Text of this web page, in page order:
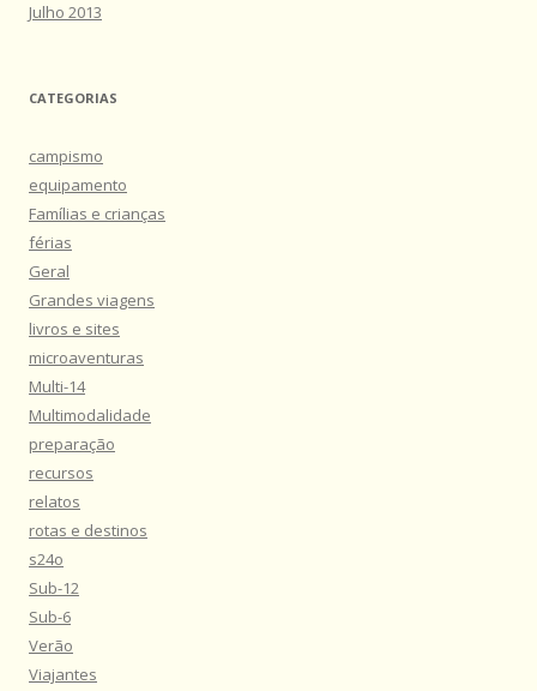
Julho 2013
CATEGORIAS
campismo
equipamento
Famílias e crianças
férias
Geral
Grandes viagens
livros e sites
microaventuras
Multi-14
Multimodalidade
preparação
recursos
relatos
rotas e destinos
s24o
Sub-12
Sub-6
Verão
Viajantes